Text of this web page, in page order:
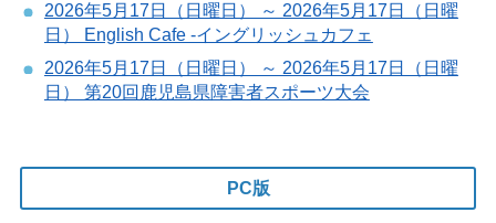
2026年5月17日（日曜日） ～ 2026年5月17日（日曜
日） English Cafe -イングリッシュカフェ
2026年5月17日（日曜日） ～ 2026年5月17日（日曜
日） 第20回鹿児島県障害者スポーツ大会
PC版